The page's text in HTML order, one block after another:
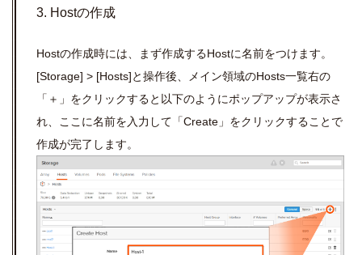
3. Hostの作成
Hostの作成時には、まず作成するHostに名前をつけます。
[Storage] > [Hosts]と操作後、メイン領域のHosts一覧右の
「＋」をクリックすると以下のようにポップアップが表示さ
れ、ここに名前を入力して「Create」をクリックすることで
作成が完了します。